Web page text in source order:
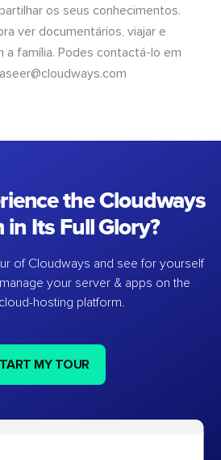
os seus conhecimentos.
ver documentários, viajar e
a família. Podes contactá-lo em
the Cloudways
Its Full Glory?
of Cloudways and see for yourself
your server & apps on the
hosting platform.
MY TOUR